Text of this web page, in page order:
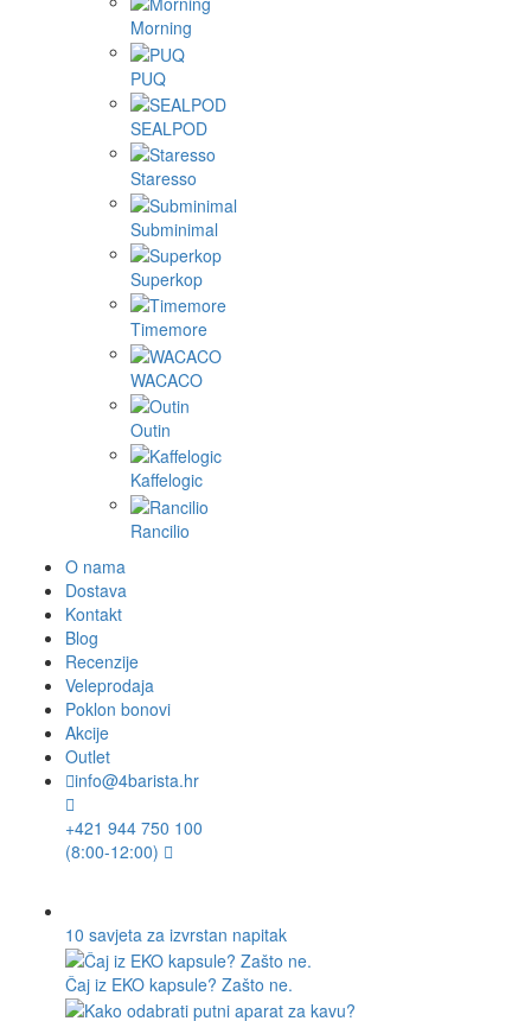
Morning
PUQ
SEALPOD
Staresso
Subminimal
Superkop
Timemore
WACACO
Outin
Kaffelogic
Rancilio
O nama
Dostava
Kontakt
Blog
Recenzije
Veleprodaja
Poklon bonovi
Akcije
Outlet
info@4barista.hr
+421 944 750 100
(8:00-12:00)
10 savjeta za izvrstan napitak
Čaj iz EKO kapsule? Zašto ne.